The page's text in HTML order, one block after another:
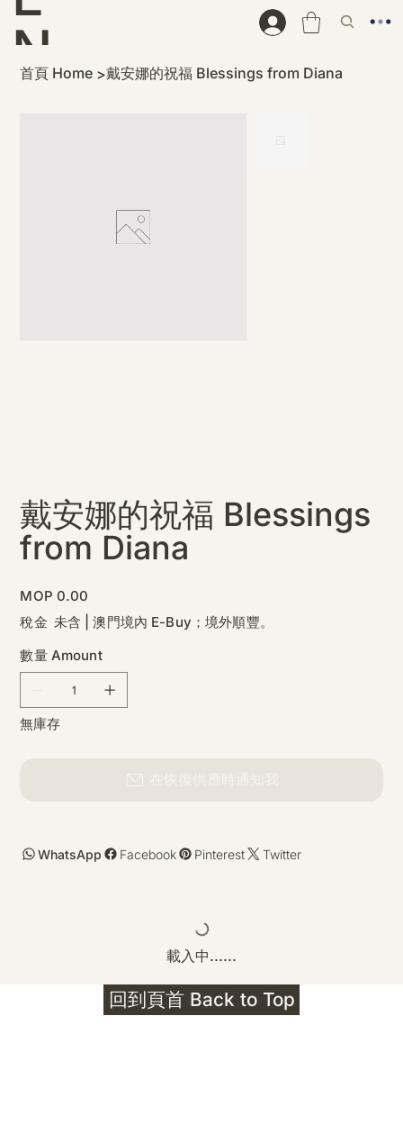
N
D
首頁 Home >戴安娜的祝福 Blessings from Diana
戴安娜的祝福 Blessings
from Diana
價
格
MOP 0.00
稅金 未含
澳門境內 E-Buy；境外順豐。
數量 Amount
無庫存
Facebook
WhatsApp Twitter
Pinterest
載入中......
回到頁首 Back to Top